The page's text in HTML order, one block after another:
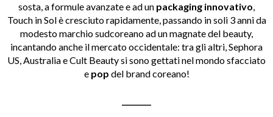
sosta, a formule avanzate e ad un packaging innovativo,
Touch in Sol è cresciuto rapidamente, passando in soli 3 anni da
modesto marchio sudcoreano ad un magnate del beauty,
incantando anche il mercato occidentale: tra gli altri, Sephora
US, Australia e Cult Beauty si sono gettati nel mondo sfacciato
e pop del brand coreano!